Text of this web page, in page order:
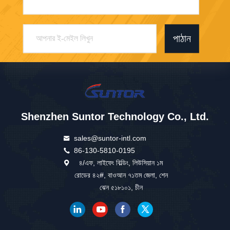
পাঠান
Shenzhen Suntor Technology Co., Ltd.
sales@suntor-intl.com
86-130-5810-0195
৪/এফ, লাইফেং বিল্ডিং, লিউসিয়ান ১ম
রোডের ৪২#, বাওআন ৭১তম জেলা, শেন
ঝেন ৫১৮১০১, চীন